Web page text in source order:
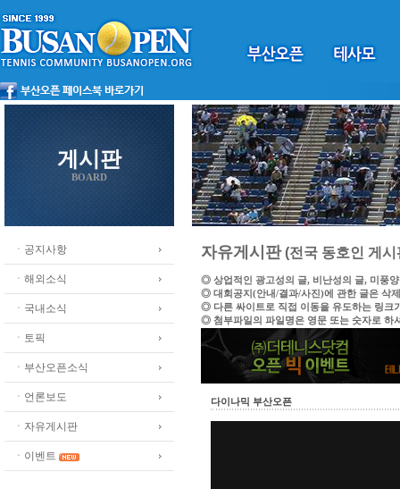
게시판
BOARD
ㆍ공지사항
ㆍ해외소식
ㆍ국내소식
ㆍ토픽
ㆍ부산오픈소식
ㆍ언론보도
ㆍ자유게시판
ㆍ이벤트
자유게시판(전국 동호인 게시
◎ 상업적인 광고성의 글, 비난성의 글, 미풍
◎ 대회공지(안내/결과/사진)에 관한 글은 삭
◎ 다른 싸이트로 직접 이동을 유도하는 링크
◎ 첨부파일의 파일명은 영문 또는 숫자로 하
다이나믹 부산오픈